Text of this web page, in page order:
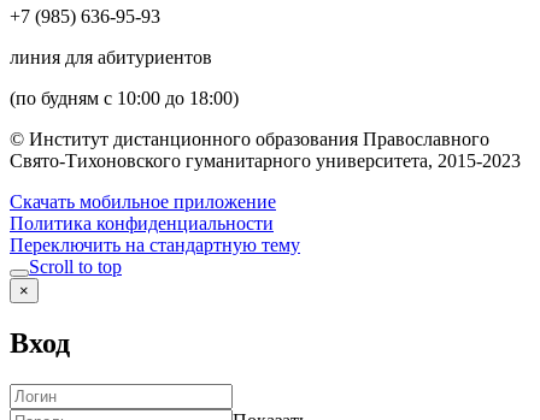
+7 (985) 636-95-93
линия для абитуриентов
(по будням с 10:00 до 18:00)
© Институт дистанционного образования Православного
Свято-Тихоновского гуманитарного университета, 2015-2023
Скачать мобильное приложение
Политика конфиденциальности
Переключить на стандартную тему
Scroll to top
×
Вход